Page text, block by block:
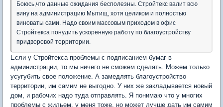
Боюсь,что данные ожидания бесполезны. Стройтекс валит всю
вину на администрацию Мытищ, хотя целиком и полностью
виноваты сами. Надо своим массовым приходом в офис
Стройтекса понудить ускоренную работу по благоустройству
придворовой территории.
Если у Стройтекса проблемы с подписанием бумаг в
администрации, то мы ничего не сможем сделать. Можем только
усугубить свое положение. А замедлять благоустройство
территории, им самим не выгодно. У них же закладывается новый
дом, и рабочих надо туда отправлять. Я понимаю что у многих
проблемы с жильем, у меня тоже, но может лучше дать им самим